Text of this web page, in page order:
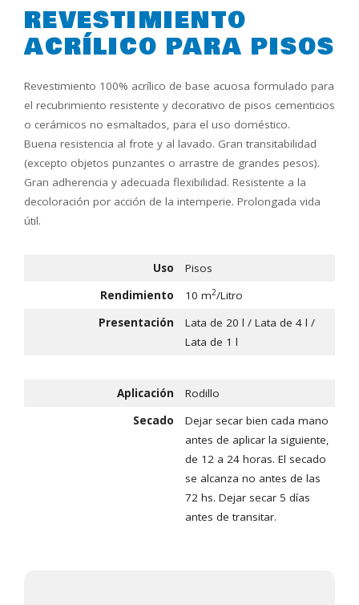
REVESTIMIENTO
ACRÍLICO PARA PISOS
Revestimiento 100% acrílico de base acuosa formulado para
el recubrimiento resistente y decorativo de pisos cementicios
o cerámicos no esmaltados, para el uso doméstico.
Buena resistencia al frote y al lavado. Gran transitabilidad
(excepto objetos punzantes o arrastre de grandes pesos).
Gran adherencia y adecuada flexibilidad. Resistente a la
decoloración por acción de la intemperie. Prolongada vida
útil.
Uso
Pisos
Rendimiento
10 m2/Litro
Presentación
Lata de 20 l / Lata de 4 l /
Lata de 1 l
Aplicación
Rodillo
Secado
Dejar secar bien cada mano
antes de aplicar la siguiente,
de 12 a 24 horas. El secado
se alcanza no antes de las
72 hs. Dejar secar 5 días
antes de transitar.